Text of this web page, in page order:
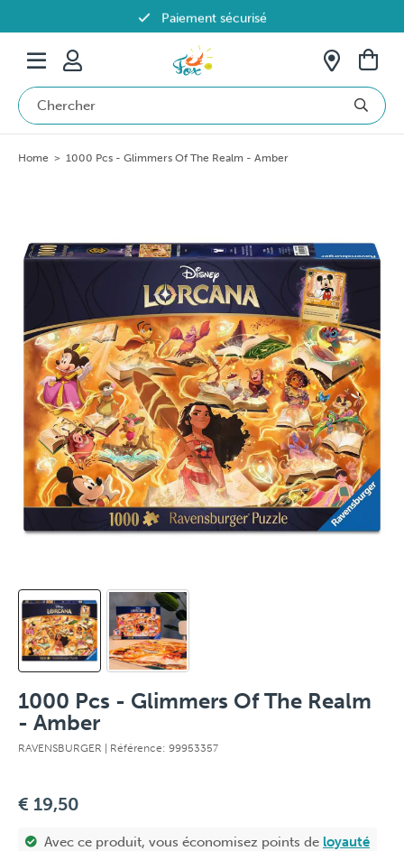
Paiement sécurisé
Livraison offerte dès 69€ en Belgique
Home > 1000 Pcs - Glimmers Of The Realm - Amber
1000 Pcs - Glimmers Of The Realm
- Amber
RAVENSBURGER | Référence: 99953357
€ 19,50
Avec ce produit, vous économisez points de loyauté